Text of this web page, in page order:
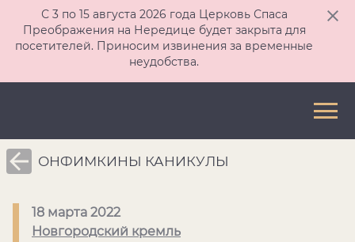
С 3 по 15 августа 2026 года Церковь Спаса
Преображения на Нередице будет закрыта для
посетителей. Приносим извинения за временные
неудобства.
ОНФИМКИНЫ КАНИКУЛЫ
18 марта 2022
Новгородский кремль